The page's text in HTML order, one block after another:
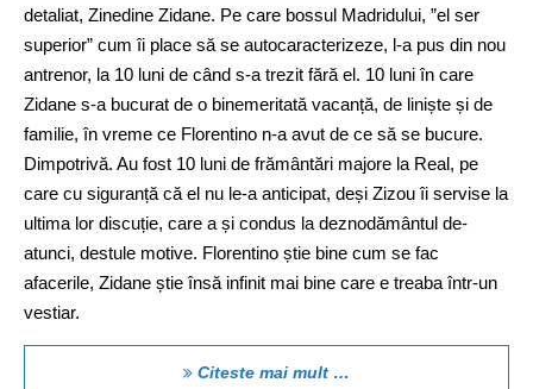
detaliat, Zinedine Zidane. Pe care bossul Madridului, ”el ser
superior” cum îi place să se autocaracterizeze, l-a pus din nou
antrenor, la 10 luni de când s-a trezit fără el. 10 luni în care
Zidane s-a bucurat de o binemeritată vacanță, de liniște și de
familie, în vreme ce Florentino n-a avut de ce să se bucure.
Dimpotrivă. Au fost 10 luni de frământări majore la Real, pe
care cu siguranță că el nu le-a anticipat, deși Zizou îi servise la
ultima lor discuție, care a și condus la deznodământul de-
atunci, destule motive. Florentino știe bine cum se fac
afacerile, Zidane știe însă infinit mai bine care e treaba într-un
vestiar.
Citeste mai mult …